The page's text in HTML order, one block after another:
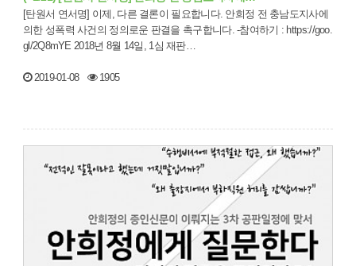
[탄원서 연서명] 이제, 다른 결론이 필요합니다. 안희정 전 충남도지사에
의한 성폭력 사건의 정의로운 판결을 촉구합니다. -참여하기 : https://goo.
gl/2Q8mYE 2018년 8월 14일, 1심 재판…
2019-01-08 1905